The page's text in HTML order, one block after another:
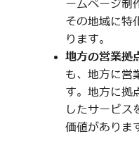
ームページ制
その地域に特
ります。
地方の営業拠
も、地方に営
す。地方に拠
したサービス
価値がありま